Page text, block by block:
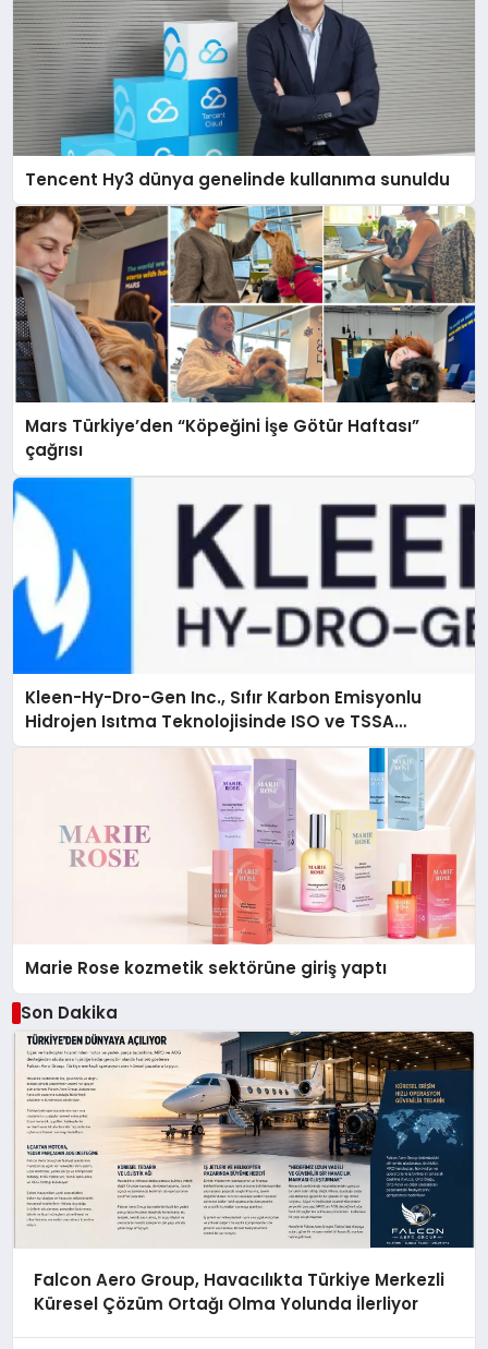
Tencent Hy3 dünya genelinde kullanıma sunuldu
Mars Türkiye’den “Köpeğini İşe Götür Haftası”
çağrısı
Kleen-Hy-Dro-Gen Inc., Sıfır Karbon Emisyonlu
Hidrojen Isıtma Teknolojisinde ISO ve TSSA
Düzenleyici Onaylarını Aldı
Marie Rose kozmetik sektörüne giriş yaptı
Son Dakika
Falcon Aero Group, Havacılıkta Türkiye Merkezli
Küresel Çözüm Ortağı Olma Yolunda İlerliyor